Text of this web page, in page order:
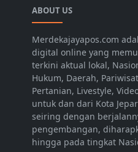
ABOUT US
Merdekajayapos.com
digital online yang
terkini aktual lokal,
Hukum, Daerah,
Pertanian, Livestyle,
untuk dan dari Kota
seiring dengan
pengembangan,
hingga pada tingkat